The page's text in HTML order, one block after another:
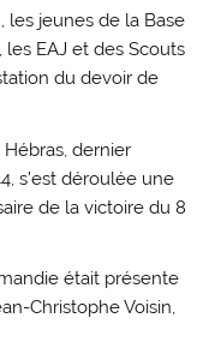
les jeunes de la Base
les EAJ et des Scouts
du devoir de
dernier
s’est déroulée une
de la victoire du 8
était présente
Christophe Voisin,